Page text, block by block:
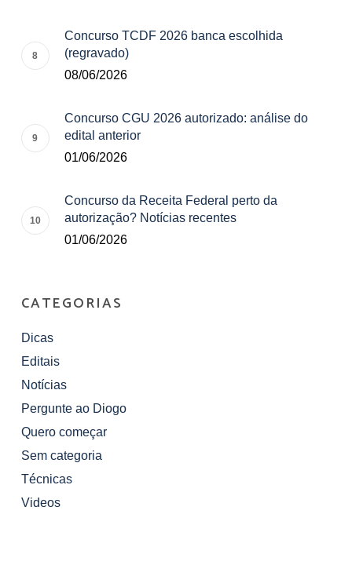
Concurso TCDF 2026 banca escolhida
(regravado)
08/06/2026
Concurso CGU 2026 autorizado: análise do
edital anterior
01/06/2026
Concurso da Receita Federal perto da
autorização? Notícias recentes
01/06/2026
CATEGORIAS
Dicas
Editais
Notícias
Pergunte ao Diogo
Quero começar
Sem categoria
Técnicas
Videos